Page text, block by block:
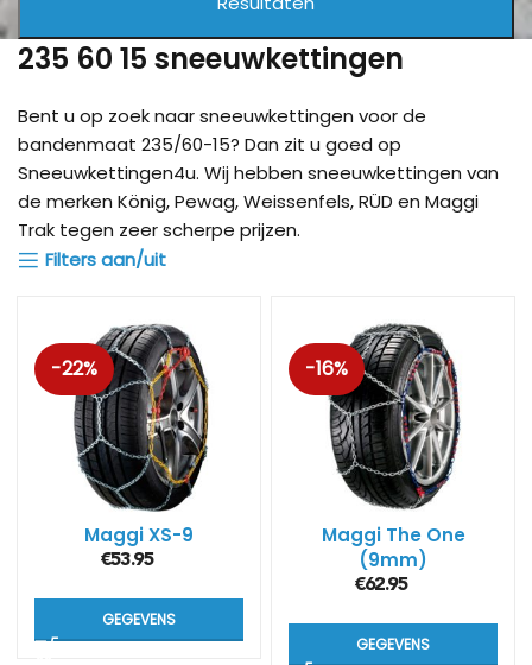
235 60 15 sneeuwkettingen
Bent u op zoek naar sneeuwkettingen voor de
bandenmaat 235/60-15? Dan zit u goed op
Sneeuwkettingen4u. Wij hebben sneeuwkettingen van
de merken König, Pewag, Weissenfels, RÜD en Maggi
Trak tegen zeer scherpe prijzen.
Filters aan/uit
-22%
Maggi XS-9
€53.95
GEGEVENS
-16%
Maggi The One
(9mm)
€62.95
GEGEVENS